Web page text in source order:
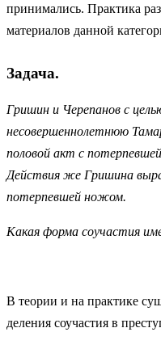
принимались. Практика
материалов данной
Задача.
Гришин и Черепанов с
несовершеннолетнюю
половой акт с
Действия же Гришина
потерпевшей ножом.
Какая форма соучастия
В теории и на практике
деления соучастия в